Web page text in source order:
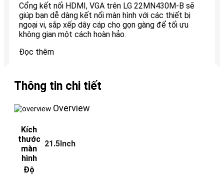
Cổng kết nối HDMI, VGA trên LG 22MN430M-B sẽ
giúp bạn dễ dàng kết nối màn hình với các thiết bị
ngoại vi, sắp xếp dây cáp cho gọn gàng để tối ưu
không gian một cách hoàn hảo.
Đọc thêm
Thông tin chi tiết
Overview
Kích
thước
màn
hình
21.5Inch
Độ